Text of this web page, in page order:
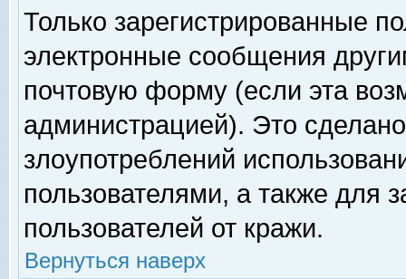
Только зарегистрированные
электронные сообщения
почтовую форму (если эта
администрацией). Это
злоупотреблений
пользователями, а также для
пользователей от кражи.
Вернуться наверх